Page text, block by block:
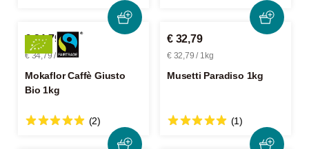
€ 34,79
€ 34,79 / 1kg
Mokaflor Caffè Giusto
Bio 1kg
(2)
€ 32,79
€ 32,79 / 1kg
Musetti Paradiso 1kg
(1)